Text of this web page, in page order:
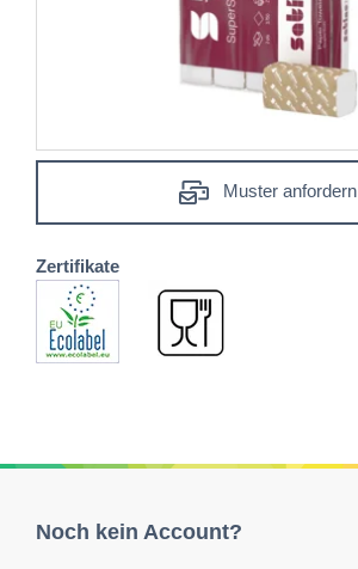
Muster anfordern
Zertifikate
Noch kein Account?